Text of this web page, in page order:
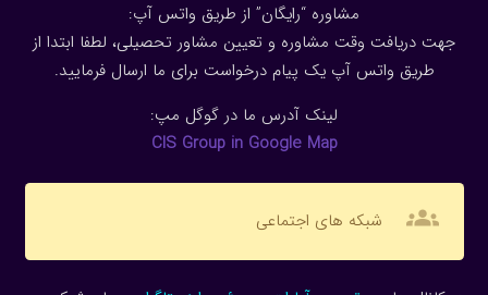
مشاوره “رایگان” از طریق واتس آپ:
جهت دریافت وقت مشاوره و تعیین مشاور تحصیلی، لطفا ابتدا از
طریق واتس آپ یک پیام درخواست برای ما ارسال فرمایید.
لینک آدرس ما در گوگل مپ:
CIS Group in Google Map
groups شبکه های اجتماعی